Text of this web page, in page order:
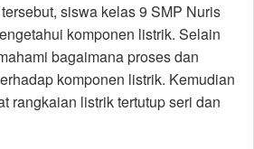
siswa kelas 9 SMP Nuris
komponen listrik. Selain
bagaimana proses dan
komponen listrik. Kemudian
rangkaian listrik tertutup seri dan